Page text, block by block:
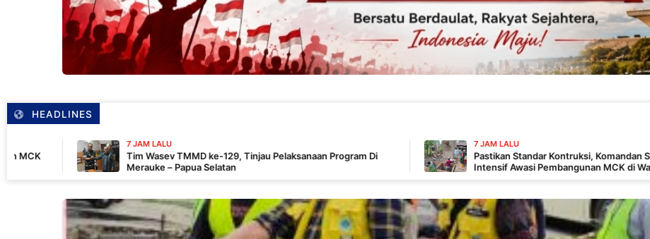
HEADLINES
7 JAM LALU
Tim Wasev TMMD ke-129, Tinjau Pelaksanaan Program Di
Merauke – Papua Selatan
7 JAM LALU
Pastikan Standar Kontruksi, Komandan SSK TMMD 129
Intensif Awasi Pembangunan MCK di Wanam